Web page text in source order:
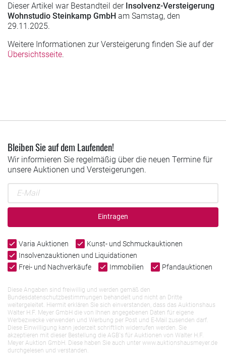
Dieser Artikel war Bestandteil der Insolvenz-Versteigerung
Wohnstudio Steinkamp GmbH am Samstag, den
29.11.2025.
Weitere Informationen zur Versteigerung finden Sie auf der
Übersichtsseite.
Bleiben Sie auf dem Laufenden!
Wir informieren Sie regelmäßig über die neuen Termine für
unsere Auktionen und Versteigerungen.
Eintragen
Varia Auktionen
Kunst- und Schmuckauktionen
Insolvenzauktionen und Liquidationen
Frei- und Nachverkäufe
Immobilien Pfandauktionen
Diese Angaben sind freiwillig und werden gemäß den
Bundesdatenschutzbestimmungen behandelt und nicht an Dritte
weitergeleitet. Hiermit erklären Sie sich einverstanden, dass das Auktionshaus
Walter H.F. Meyer GmbH die von Ihnen angegebenen Daten für eigene
Werbezwecke verwenden und Werbung per Post und E-Mail zusenden darf.
Diese Einwilligung kann jederzeit schriftlich widerrufen werden. Sie
akzeptieren mit dieser Bestellung die AGB`s für Auktionen von Walter H.F.
Meyer Auktion GmbH. Diese haben Sie auch unter www.auktionshausmeyer.de
durchgelesen und verstanden.